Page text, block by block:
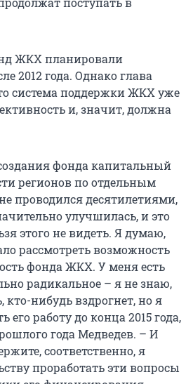
ЖКХ планировали
2012 года. Однако глава
система поддержки ЖКХ уже
и, значит, должна
фонда капитальный
регионов по отдельным
проводился десятилетиями,
улучшилась, и это
этого не видеть. Я думаю,
рассмотреть возможность
фонда ЖКХ. У меня есть
радикальное – я не знаю,
кто-нибудь вздрогнет, но я
его работу до конца 2015 года,
года Медведев. – И
соответственно, я
проработать эти вопросы